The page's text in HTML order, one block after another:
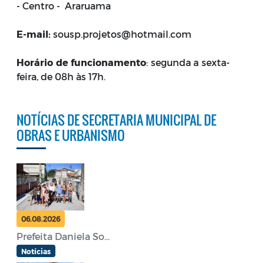
- Centro - Araruama
E-mail: sousp.projetos@hotmail.com
Horário de funcionamento: segunda a sexta-
feira, de 08h às 17h.
NOTÍCIAS DE SECRETARIA MUNICIPAL DE
OBRAS E URBANISMO
06.08.2026
Prefeita Daniela So...
Notícias